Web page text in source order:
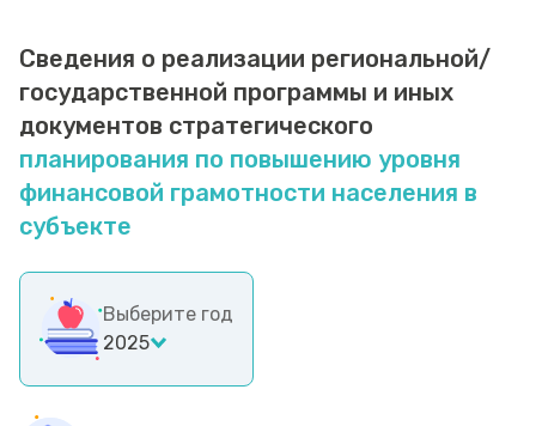
Сведения о реализации региональной/
государственной программы и иных
документов стратегического
планирования по повышению уровня
финансовой грамотности населения в
субъекте
Выберите год
2025